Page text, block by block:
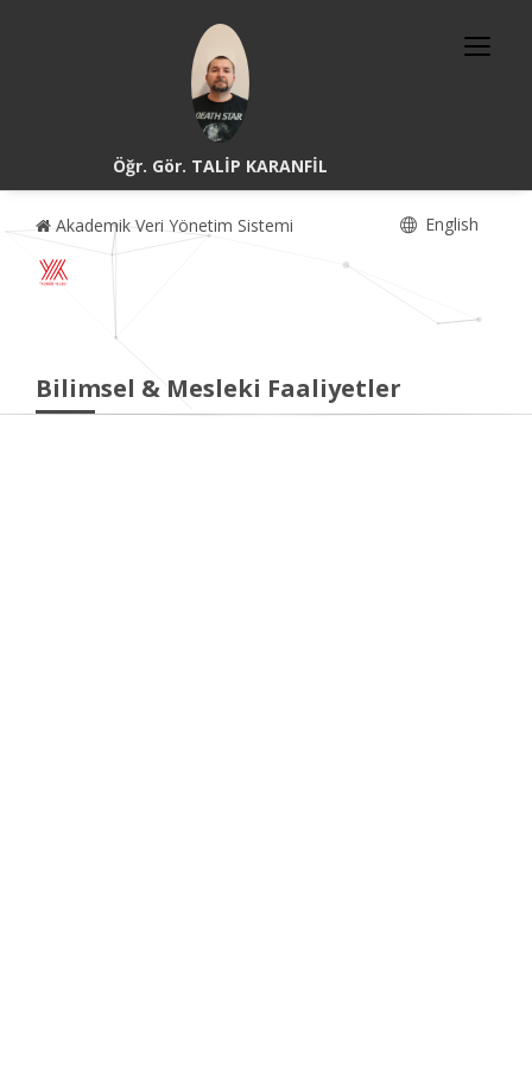
Öğr. Gör. TALİP KARANFİL
Akademik Veri Yönetim Sistemi English
Bilimsel & Mesleki Faaliyetler